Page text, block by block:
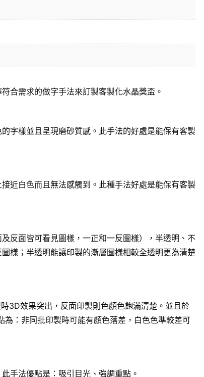
合需求的做字手法來訂製客製化水晶獎盃。
字樣並且呈現磨砂質感。此手法的好處是能保有客製
近白色而且無法感觸到。此種手法好處是能保有客製
反面皆可看見圖樣，一正和一反圖樣），半透明、不
樣；半透明能讓印製的漸層圖樣相較全透明更為清楚
3D效果突出，反面印製則色顏色飽滿清楚。並且於
：非同批印製時可能有顏色落差，白色色準較差可
手法優點是：吸引目光、強調重點。